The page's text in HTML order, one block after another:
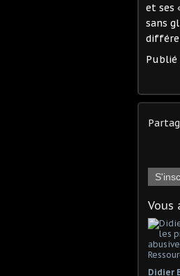
et ses
sans
Vous
Didier